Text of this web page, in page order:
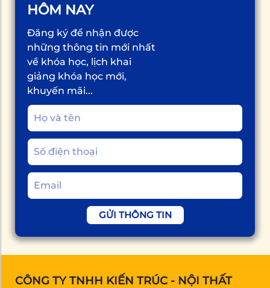
HÔM NAY
Đăng ký để nhận được
những thông tin mới nhất
về khóa học, lịch khai
giảng khóa học mới,
khuyến mãi...
GỬI THÔNG TIN
CÔNG TY TNHH KIẾN TRÚC - NỘI THẤT